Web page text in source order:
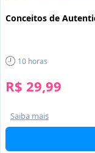
Conceitos de
10 horas
R$ 29,99
Saiba mais